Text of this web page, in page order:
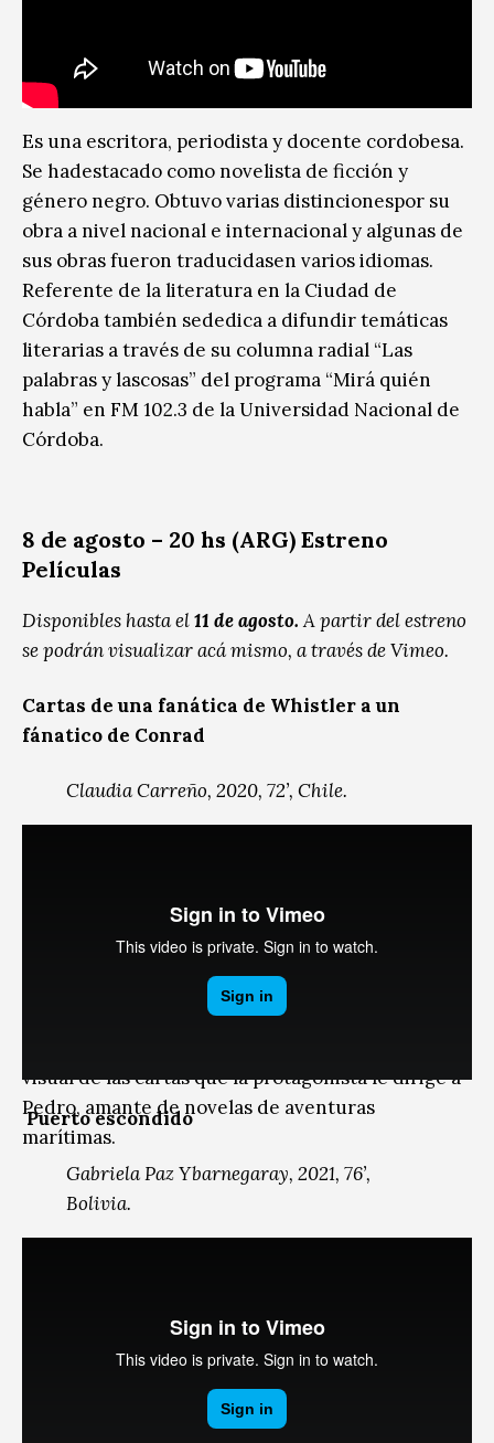
Es una escritora, periodista y docente cordobesa.
Se hadestacado como novelista de ficción y
género negro. Obtuvo varias distincionespor su
obra a nivel nacional e internacional y algunas de
sus obras fueron traducidasen varios idiomas.
Referente de la literatura en la Ciudad de
Córdoba también sededica a difundir temáticas
literarias a través de su columna radial “Las
palabras y lascosas” del programa “Mirá quién
habla” en FM 102.3 de la Universidad Nacional de
Córdoba.
8 de agosto – 20 hs (ARG) Estreno
Películas
Disponibles hasta el11 de agosto.A partir del estreno
se podrán visualizar acá mismo, a través de Vimeo.
Cartas de una fanática de Whistler a un
fánatico de Conrad
Claudia Carreño, 2020, 72’, Chile.
impulsaron a los artistas del romanticismo, como
el pintor Whistler quien viajó a Chile en 1866. Una
reflexión sobre expediciones a lugares imposibles,
un viaje hacia un lugar desconocido, es decir, un
visual de las cartas que la protagonista le dirige a
Pedro, amante de novelas de aventuras
marítimas.
Puerto escondido
Gabriela Paz Ybarnegaray, 2021, 76’,
Bolivia.
habíamos perdido; pensaba que los chilenos se lo
habían llevado en baldes. Se trata de un diario
hacia paisajes interiores, mitos, personajes y
contradicciones, en un país que cada día revive